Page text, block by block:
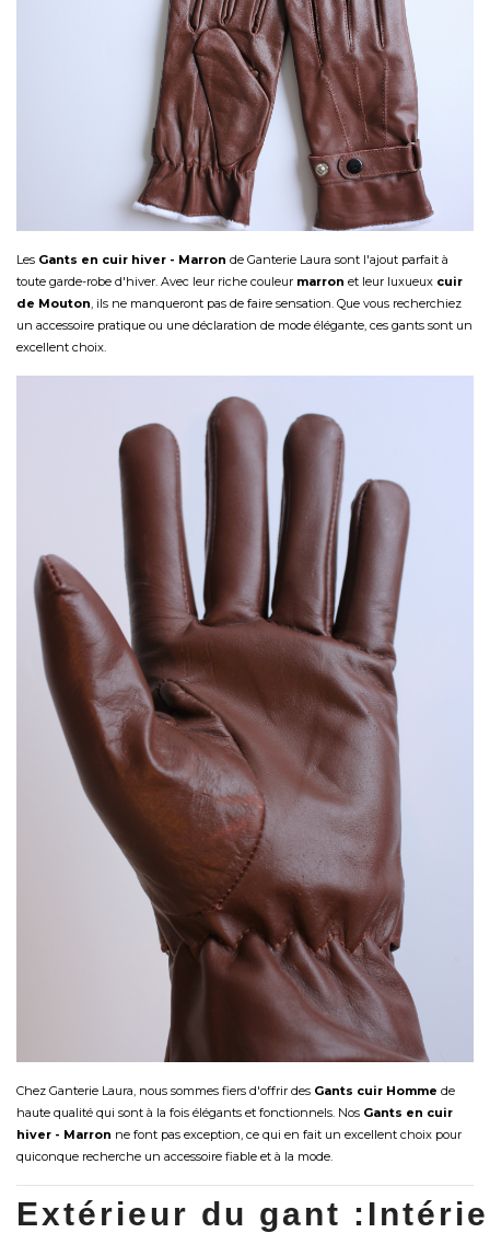
Les Gants en cuir hiver - Marron de Ganterie Laura sont l'ajout parfait à
toute garde-robe d'hiver. Avec leur riche couleur marron et leur luxueux cuir
de Mouton , ils ne manqueront pas de faire sensation. Que vous recherchiez
un accessoire pratique ou une déclaration de mode élégante, ces gants sont un
excellent choix.
Chez Ganterie Laura, nous sommes fiers d'offrir des Gants cuir Homme de
haute qualité qui sont à la fois élégants et fonctionnels. Nos Gants en cuir
hiver - Marron ne font pas exception, ce qui en fait un excellent choix pour
quiconque recherche un accessoire fiable et à la mode.
Extérieur du gant :